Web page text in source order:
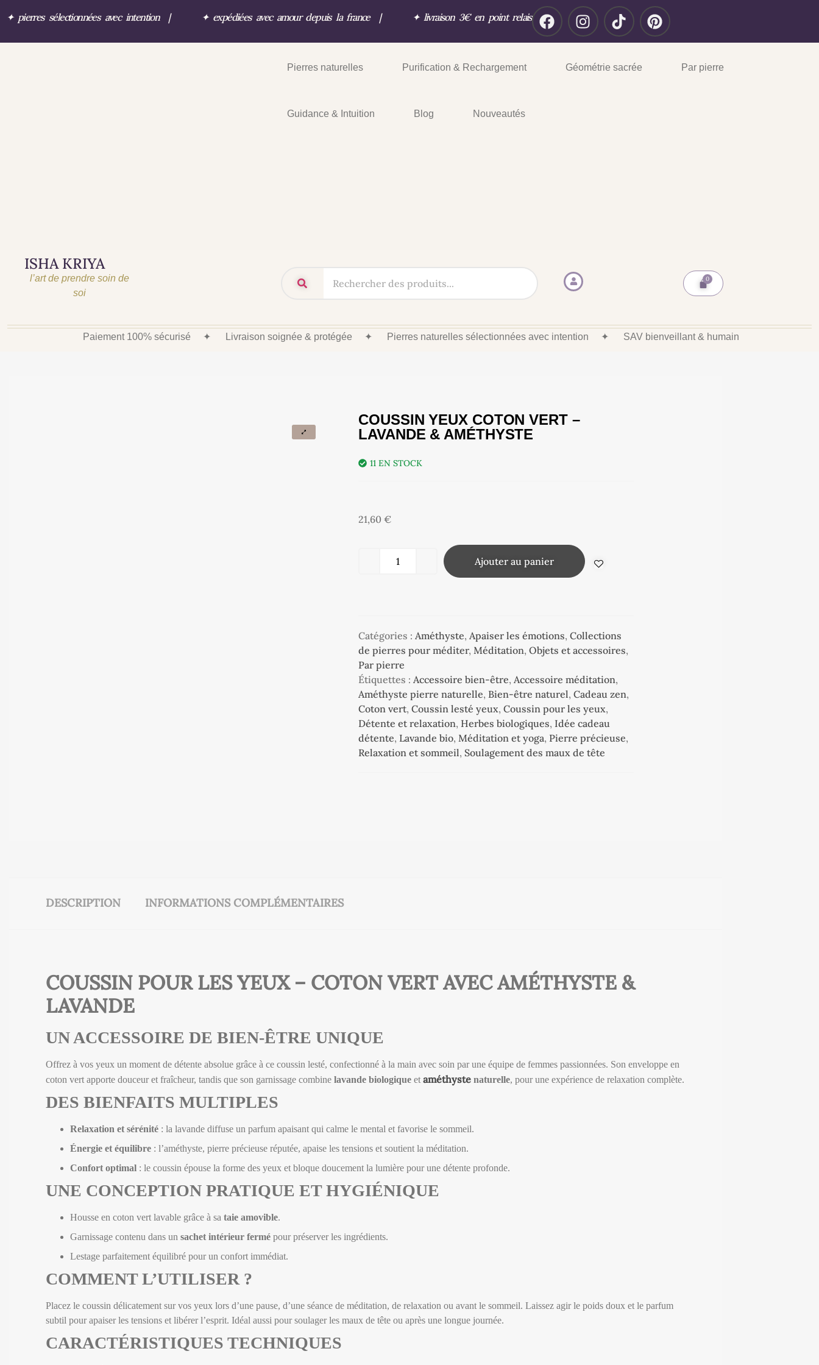
✦ pierres sélectionnées avec intention | ✦ expédiées avec amour depuis la france | ✦ livraison 3€ en point relais
Pierres naturelles Purification & Rechargement Géométrie sacrée Par pierre
Guidance & Intuition Blog Nouveautés
ISHA KRIYA
l’art de prendre soin de
soi
Paiement 100% sécurisé ✦ Livraison soignée & protégée ✦ Pierres naturelles sélectionnées avec intention ✦ SAV bienveillant & humain
COUSSIN YEUX COTON VERT –
LAVANDE & AMÉTHYSTE
11 EN STOCK
21,60€
Ajouter au panier
Catégories : Améthyste, Apaiser les émotions,Collections
de pierres pour méditer, Méditation,Objets et accessoires,
Par pierre
Étiquettes : Accessoire bien-être, Accessoire méditation,
Améthyste pierre naturelle, Bien-être naturel,Cadeau zen,
Coton vert,Coussin lesté yeux,Coussin pour les yeux,
Détente et relaxation, Herbes biologiques, Idée cadeau
détente, Lavande bio, Méditation et yoga, Pierre précieuse,
Relaxation et sommeil, Soulagement des maux de tête
DESCRIPTION INFORMATIONS COMPLÉMENTAIRES
COUSSIN POUR LES YEUX – COTON VERT AVEC AMÉTHYSTE &
LAVANDE
UN ACCESSOIRE DE BIEN-ÊTRE UNIQUE
Offrez à vos yeux un moment de détente absolue grâce à ce coussin lesté, confectionné à la main avec soin par une équipe de femmes passionnées. Son enveloppe en
coton vert apporte douceur et fraîcheur, tandis que son garnissage combine lavande biologique et améthyste naturelle, pour une expérience de relaxation complète.
DES BIENFAITS MULTIPLES
Relaxation et sérénité : la lavande diffuse un parfum apaisant qui calme le mental et favorise le sommeil.
Énergie et équilibre : l’améthyste, pierre précieuse réputée, apaise les tensions et soutient la méditation.
Confort optimal : le coussin épouse la forme des yeux et bloque doucement la lumière pour une détente profonde.
UNE CONCEPTION PRATIQUE ET HYGIÉNIQUE
Housse en coton vert lavable grâce à sa taie amovible.
Garnissage contenu dans un sachet intérieur fermé pour préserver les ingrédients.
Lestage parfaitement équilibré pour un confort immédiat.
COMMENT L’UTILISER ?
Placez le coussin délicatement sur vos yeux lors d’une pause, d’une séance de méditation, de relaxation ou avant le sommeil. Laissez agir le poids doux et le parfum
subtil pour apaiser les tensions et libérer l’esprit. Idéal aussi pour soulager les maux de tête ou après une longue journée.
CARACTÉRISTIQUES TECHNIQUES